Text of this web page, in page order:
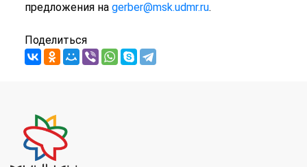
предложения на gerber@msk.udmr.ru.
Поделиться